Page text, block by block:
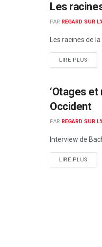
COMMERCE
Les
PAR REGARD SUR
Les racines de
LIRE PLUS
ACTUALITÉS
‘Otages et
Occident
PAR REGARD SUR
Interview de
LIRE PLUS